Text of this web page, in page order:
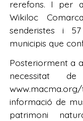
rerefons. I per
Wikiloc
senderistes i
municipis que
Posteriorment a
necessitat
informació de
patrimoni